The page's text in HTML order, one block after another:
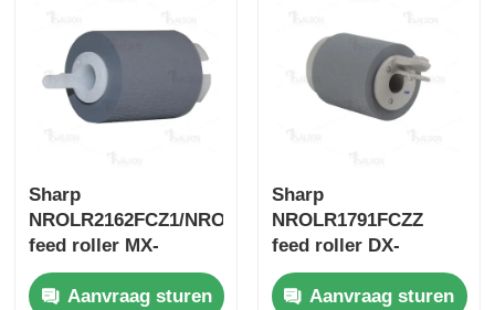
Vraag een offerte aan
HP TONER CHIP
Xerox Toner Chip
Lexmark Toner Chip
Sharp
NROLR2162FCZ1/NROLR2162FCZZ
feed roller MX-
B350/MX-B350P/MX-
B350WAanvraag sturen
Sharp
NROLR1791FCZZ
feed roller DX-
C310/C311/C400/C401
Aanvraag sturen